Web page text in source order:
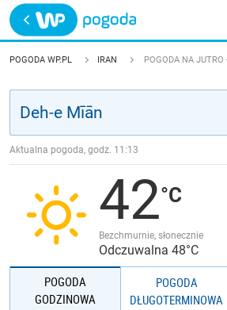
Trwa ładowanie
POLSKA
POGODA WP.PL IRAN POGODA NA JUTRO
Aktualna pogoda, godz. 11:13
42
Bezchmurnie, słonecznie
Odczuwalna 48°C
POGODA
GODZINOWA
POGODA
DŁUGOTERMINOWA